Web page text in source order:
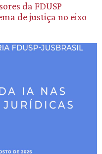
da FDUSP
de justiça no eixo